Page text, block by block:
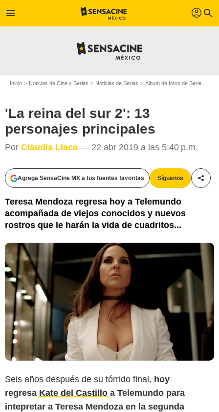
menu profil search
Inicio Noticias de Cine y Series Noticias de Series Álbum de fotos de Serie
'La reina del sur 2': 13
personajes principales
Por Claudia Llaca — 22 abr 2019 a las 5:40 p.m.
Agrega SensaCine MX a tus fuentes favoritas Síguenos
Teresa Mendoza regresa hoy a Telemundo
acompañada de viejos conocidos y nuevos
rostros que le harán la vida de cuadritos...
Seis años después de su tórrido final, hoy
regresa Kate del Castillo a Telemundo para
intepretar a Teresa Mendoza en la segunda